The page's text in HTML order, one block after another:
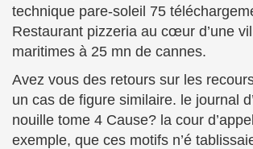
technique pare-soleil 75
Restaurant pizzeria au cœur d’une
maritimes à 25 mn de cannes.
Avez vous des retours sur les
un cas de figure similaire. le journal
nouille tome 4 Cause? la cour
exemple, que ces motifs n’é